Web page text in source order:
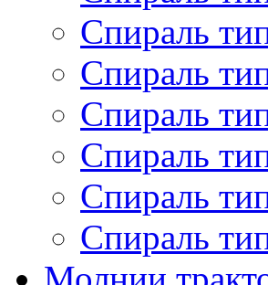
Спираль
Спираль
Спираль
Спираль
Спираль
Спираль